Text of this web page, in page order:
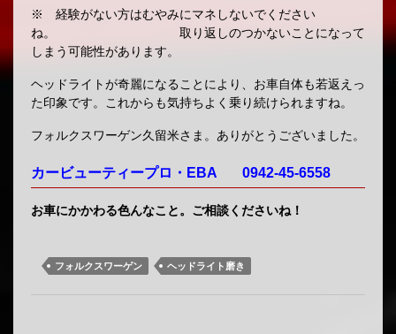
※ 経験がない方はむやみにマネしないでください
ね。 取り返しのつかないことになって
しまう可能性があります。
ヘッドライトが奇麗になることにより、お車自体も若返えっ
た印象です。これからも気持ちよく乗り続けられますね。
フォルクスワーゲン久留米さま。ありがとうございました。
カービューティープロ・EBA 0942-45-6558
お車にかかわる色んなこと。ご相談くださいね！
フォルクスワーゲン ヘッドライト磨き